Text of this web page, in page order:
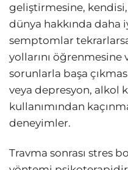
geliştirmesine,
dünya hakkında daha
semptomlar
yollarını
sorunlarla başa
veya depresyon, alkol
kullanımından
deneyimler.
Travma sonrası stres